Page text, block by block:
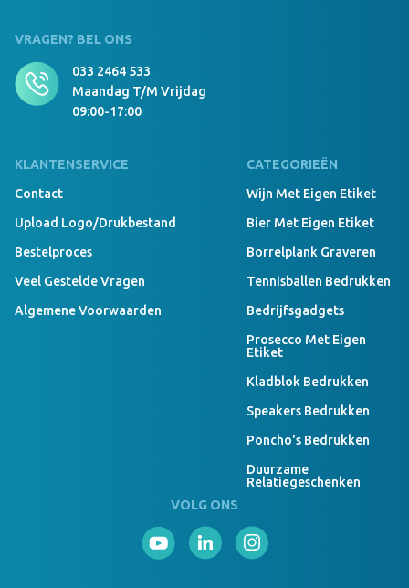
VRAGEN? BEL ONS
033 2464 533
Maandag T/m Vrijdag
09:00-17:00
KLANTENSERVICE
Contact
Upload Logo/drukbestand
Bestelproces
Veel Gestelde Vragen
Algemene Voorwaarden
CATEGORIEËN
Wijn Met Eigen Etiket
Bier Met Eigen Etiket
Borrelplank Graveren
Tennisballen Bedrukken
Bedrijfsgadgets
Prosecco Met Eigen
Etiket
Kladblok Bedrukken
Speakers Bedrukken
Poncho's Bedrukken
Duurzame
Relatiegeschenken
VOLG ONS